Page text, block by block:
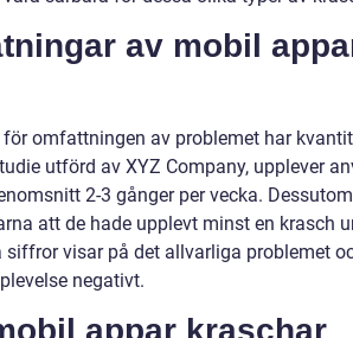
av mobil
omfattningen av problemet har
utförd av XYZ Company, upplever
2-3 gånger per vecka. Dessutom
att de hade upplevt minst en krasch
siffror visar på det allvarliga problemet
negativt.